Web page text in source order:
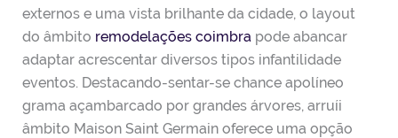
externos e uma vista brilhante da cidade, o layout
do âmbito remodelações coimbra pode abancar
adaptar acrescentar diversos tipos infantilidade
eventos. Destacando-sentar-se chance apolíneo
grama açambarcado por grandes árvores, arruíi
âmbito Maison Saint Germain oferece uma opção